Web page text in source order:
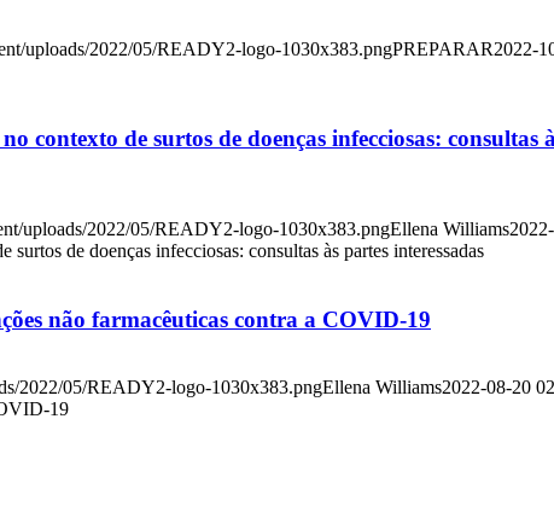
uploads/2022/05/READY2-logo-1030x383.pngPREPARAR2022-
contexto de surtos de doenças infecciosas: consultas
uploads/2022/05/READY2-logo-1030x383.pngEllena Williams
de doenças infecciosas: consultas às partes interessadas
não farmacêuticas contra a COVID-19
2022/05/READY2-logo-1030x383.pngEllena Williams2022-08-20
19